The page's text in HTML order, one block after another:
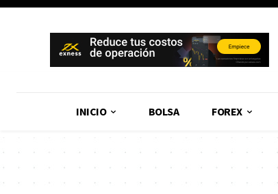
INICIO BOLSA FOREX